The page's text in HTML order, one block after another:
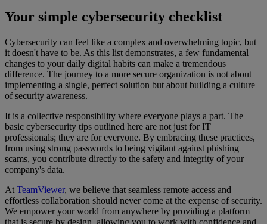
Your simple cybersecurity checklist
Cybersecurity can feel like a complex and overwhelming topic, but
it doesn't have to be. As this list demonstrates, a few fundamental
changes to your daily digital habits can make a tremendous
difference. The journey to a more secure organization is not about
implementing a single, perfect solution but about building a culture
of security awareness.
It is a collective responsibility where everyone plays a part. The
basic cybersecurity tips outlined here are not just for IT
professionals; they are for everyone. By embracing these practices,
from using strong passwords to being vigilant against phishing
scams, you contribute directly to the safety and integrity of your
company's data.
At TeamViewer, we believe that seamless remote access and
effortless collaboration should never come at the expense of security.
We empower your world from anywhere by providing a platform